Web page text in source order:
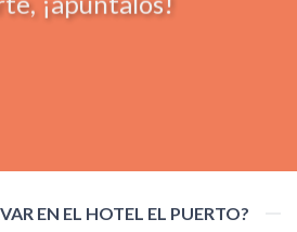
EN EL HOTEL EL PUERTO?